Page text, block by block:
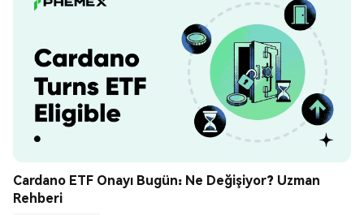
Cardano ETF Onayı Bugün: Ne Değişiyor? Uzman
Rehberi